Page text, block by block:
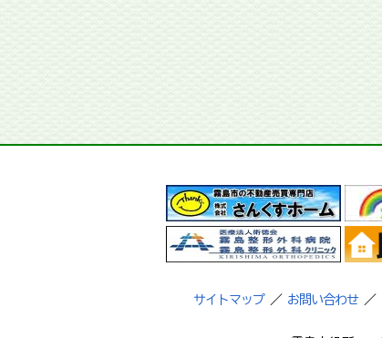
サイトマップ ／ お問い合わせ ／